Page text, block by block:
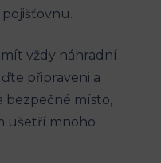
vždy náhradní
připraveni a
bezpečné místo,
ušetří mnoho